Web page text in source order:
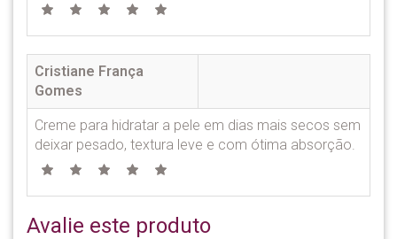
Cristiane França
Gomes
Creme para hidratar a pele em dias mais secos sem
deixar pesado, textura leve e com ótima absorção.
Avalie este produto